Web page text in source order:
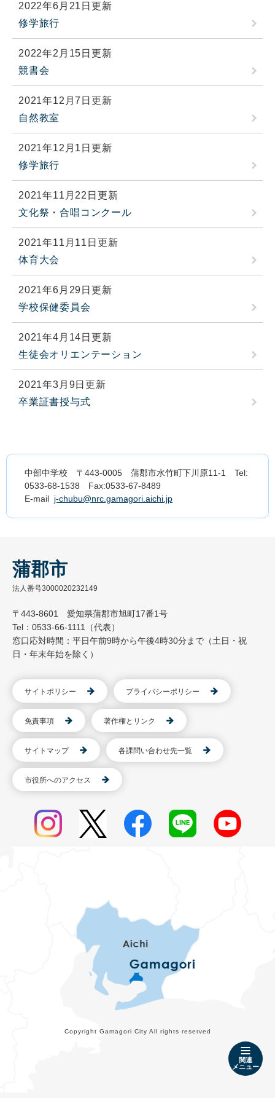
関連
メニュー
2022年6月21日更新
修学旅行
2022年2月15日更新
競書会
2021年12月7日更新
自然教室
2021年12月1日更新
修学旅行
2021年11月22日更新
文化祭・合唱コンクール
2021年11月11日更新
体育大会
2021年6月29日更新
学校保健委員会
2021年4月14日更新
生徒会オリエンテーション
2021年3月9日更新
卒業証書授与式
中部中学校 〒443-0005 蒲郡市水竹町下川原11-1 Tel:
0533-68-1538 Fax:0533-67-8489
E-mail j-chubu@nrc.gamagori.aichi.jp
蒲郡市
法人番号3000020232149
〒443-8601 愛知県蒲郡市旭町17番1号
Tel：0533-66-1111（代表）
窓口応対時間：平日午前9時から午後4時30分まで（土日・祝
日・年末年始を除く）
サイトポリシー プライバシーポリシー
免責事項 著作権とリンク
サイトマップ 各課問い合わせ先一覧
市役所へのアクセス
Copyright Gamagori City All rights reserved